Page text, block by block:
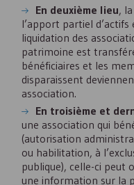
En deuxième lieu,
l’apport partiel
liquidation des
patrimoine est
bénéficiaires et les
disparaissent
association.
En troisième et
une association qui
(autorisation
ou habilitation, à
publique), celle-ci peut
une information sur la